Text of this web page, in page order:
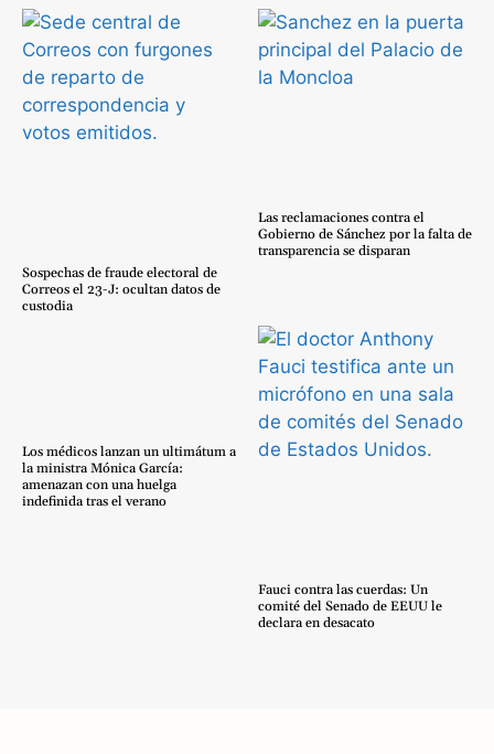
Sospechas de fraude electoral de
Correos el 23-J: ocultan datos de
custodia
Las reclamaciones contra el
Gobierno de Sánchez por la falta de
transparencia se disparan
Los médicos lanzan un ultimátum a
la ministra Mónica García:
amenazan con una huelga
indefinida tras el verano
Fauci contra las cuerdas: Un
comité del Senado de EEUU le
declara en desacato